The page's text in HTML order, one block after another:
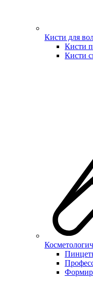
Кисти для
Кисти
Кисти